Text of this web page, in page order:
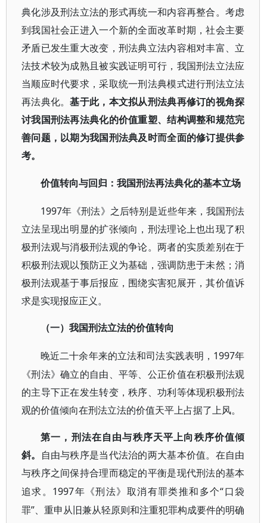
典化涉及刑法立法的形式再统一和内容再整合。考虑
到我国社会正进入一个新的全面改革时期，社会主要
矛盾已发生重大改变，刑法典立法内容相对丰富、立
法技术较为成熟且被实践证明可行，我国刑法立法应
当顺应时代要求，采取统一刑法典模式进行刑法立法
再法典化。基于此，本文拟从刑法典再修订的视角探
讨我国刑法再法典化的价值重塑、结构调整和规范完
善问题，以期为我国刑法典及时而全面的修订提供参
考。
价值转向与回归：我国刑法再法典化的基本立场
1997年《刑法》之后特别是近些年来，我国刑法
立法呈现出明显的扩张倾向，刑法理论上也出现了积
极刑法观与消极刑法观的争论。两者的实质差别在于
积极刑法观以预防正义为基础，强调防患于未然；消
极刑法观基于事后报应，围绕实害犯展开，其价值诉
求是实现报应正义。
（一）我国刑法立法的价值转向
晚近二十余年来的立法和司法实践表明， 1997年
《刑法》确立的自由、平等、公正价值在积极刑法观
的主导下正在发生转变，秩序、功利等体现积极刑法
观的价值倾向在刑法立法的价值天平上占据了上风。
第一，刑法在自由与秩序天平上向秩序价值倾
斜。
自由与秩序是当代法治的两大基本价值。在自由
与秩序之间保持合理而稳定的平衡是现代刑法的基本
追求。 1997年《刑法》取消有罪类推和多个“口袋
罪”、重申从旧兼从轻原则和注重犯罪构成要件的明确